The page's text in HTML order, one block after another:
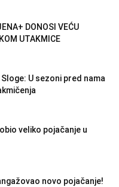
DONOSI VEĆU
UTAKMICE
U sezoni pred nama
veliko pojačanje u
novo pojačanje!